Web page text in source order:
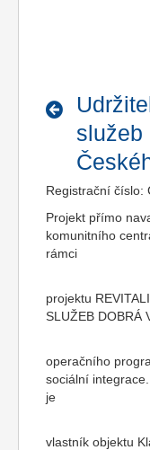
služeb
Registrační číslo:
Projekt přímo
komunitního
rámci
projektu
SLUŽEB DOBRÁ
operačního
sociální
je
vlastník objektu